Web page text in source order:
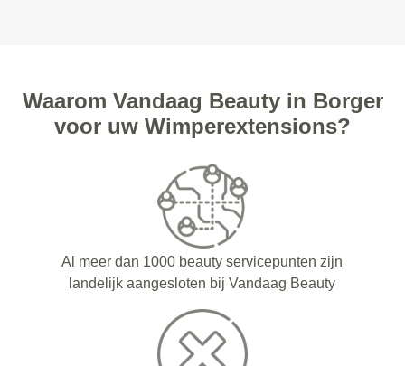
Waarom Vandaag Beauty in Borger
voor uw Wimperextensions?
Al meer dan 1000 beauty servicepunten zijn
landelijk aangesloten bij Vandaag Beauty